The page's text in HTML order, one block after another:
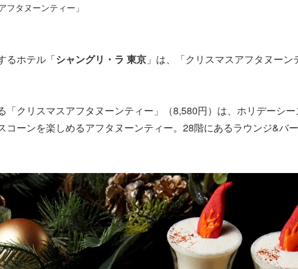
フタヌーンティー」
るホテル「シャングリ・ラ 東京 」は、「クリスマスアフタヌー
「クリスマスアフタヌーンティー」（8,580円）は、ホリデーシ
コーンを楽しめるアフタヌーンティー。28階にあるラウンジ&バ